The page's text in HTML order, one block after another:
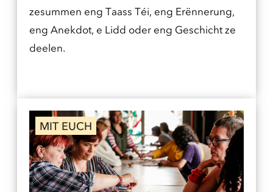
zesummen eng Taass Téi, eng Erënnerung,
eng Anekdot, e Lidd oder eng Geschicht ze
deelen.
MIT EUCH